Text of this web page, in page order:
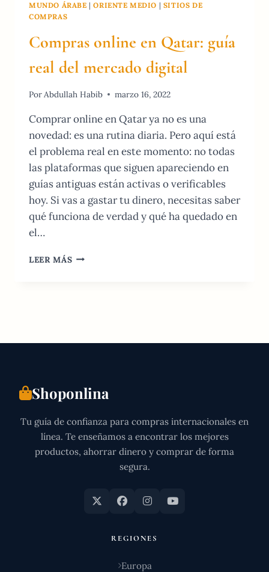
MUNDO ÁRABE |ORIENTE MEDIO | SITIOS DE
COMPRAS
Compras online en Qatar: guía
real del mercado digital
PorAbdullah Habib marzo 16, 2022
Comprar online en Qatar ya no es una
novedad: es una rutina diaria. Pero aquí está
el problema real en este momento: no todas
las plataformas que siguen apareciendo en
guías antiguas están activas o verificables
hoy. Si vas a gastar tu dinero, necesitas saber
qué funciona de verdad y qué ha quedado en
el…
LEER MÁS COMPRAS
MERCADO
Shoponlina
Tu guía de confianza para compras internacionales en
línea. Te enseñamos a encontrar los mejores
productos, ahorrar dinero y comprar de forma
segura.
REGIONES
Europa